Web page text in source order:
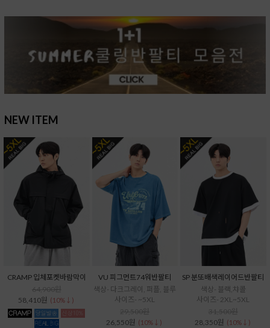
NEW ITEM
CRAMP 입체포켓바람막이
58,410원 (10%↓)
VU 피그먼트74워반팔티
색상- 다크그레이, 퍼플, 블루
사이즈- ~5XL
26,550원 (10%↓)
SP 분또배색레이어드반팔티
색상- 블랙,챠콜
사이즈- 2XL~5XL
28,350원 (10%↓)